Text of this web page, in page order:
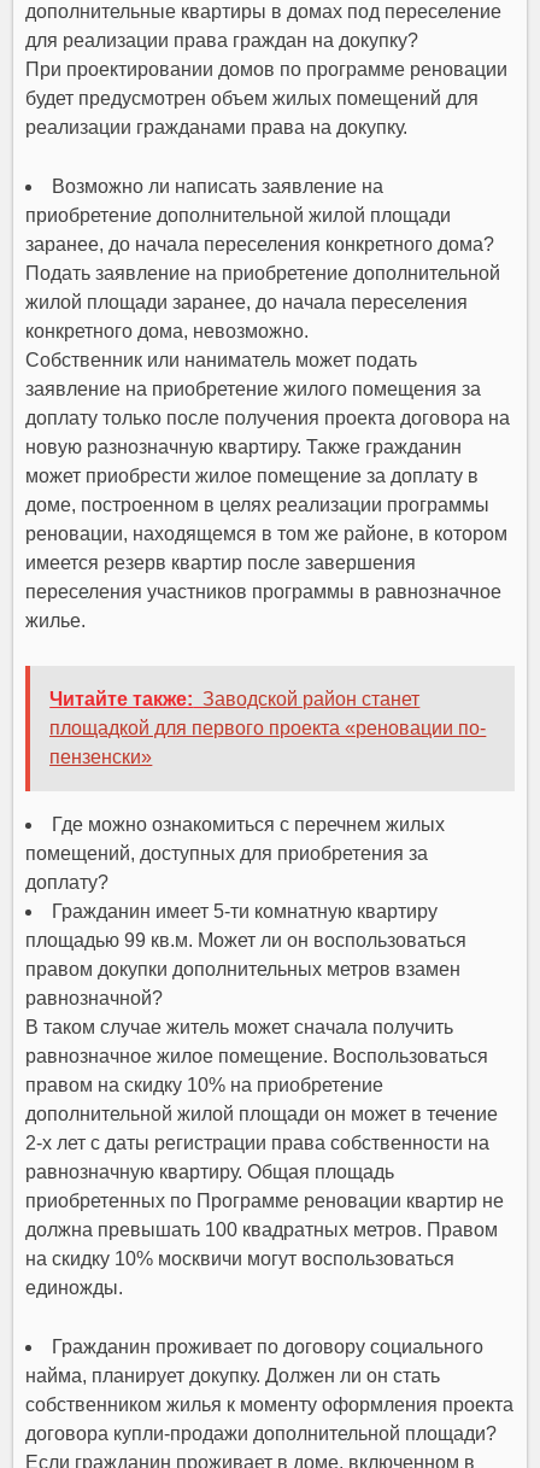
дополнительные квартиры в домах под переселение
для реализации права граждан на докупку?
При проектировании домов по программе реновации
будет предусмотрен объем жилых помещений для
реализации гражданами права на докупку.
Возможно ли написать заявление на
приобретение дополнительной жилой площади
заранее, до начала переселения конкретного дома?
Подать заявление на приобретение дополнительной
жилой площади заранее, до начала переселения
конкретного дома, невозможно.
Собственник или наниматель может подать
заявление на приобретение жилого помещения за
доплату только после получения проекта договора на
новую разнозначную квартиру. Также гражданин
может приобрести жилое помещение за доплату в
доме, построенном в целях реализации программы
реновации, находящемся в том же районе, в котором
имеется резерв квартир после завершения
переселения участников программы в равнозначное
жилье.
Читайте также: Заводской район станет
площадкой для первого проекта «реновации по-
пензенски»
Где можно ознакомиться с перечнем жилых
помещений, доступных для приобретения за
доплату?
Гражданин имеет 5-ти комнатную квартиру
площадью 99 кв.м. Может ли он воспользоваться
правом докупки дополнительных метров взамен
равнозначной?
В таком случае житель может сначала получить
равнозначное жилое помещение. Воспользоваться
правом на скидку 10% на приобретение
дополнительной жилой площади он может в течение
2-х лет с даты регистрации права собственности на
равнозначную квартиру. Общая площадь
приобретенных по Программе реновации квартир не
должна превышать 100 квадратных метров. Правом
на скидку 10% москвичи могут воспользоваться
единожды.
Гражданин проживает по договору социального
найма, планирует докупку. Должен ли он стать
собственником жилья к моменту оформления проекта
договора купли-продажи дополнительной площади?
Если гражданин проживает в доме, включенном в